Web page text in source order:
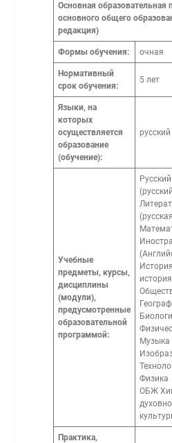
Основная образовательная
основного общего
редакция)
Формы обучения: очная
Нормативный
срок обучения:
5 лет
Языки, на
которых
осуществляется
образование
(обучение):
русский
Учебные
предметы, курсы,
дисциплины
(модули),
предусмотренные
образовательной
программой:
история
Музыка
Физика
ОБЖ
Практика,